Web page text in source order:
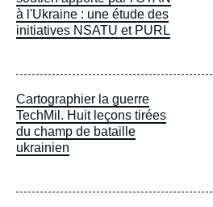
à l'Ukraine : une étude des
initiatives NSATU et PURL
Cartographier la guerre
TechMil. Huit leçons tirées
du champ de bataille
ukrainien